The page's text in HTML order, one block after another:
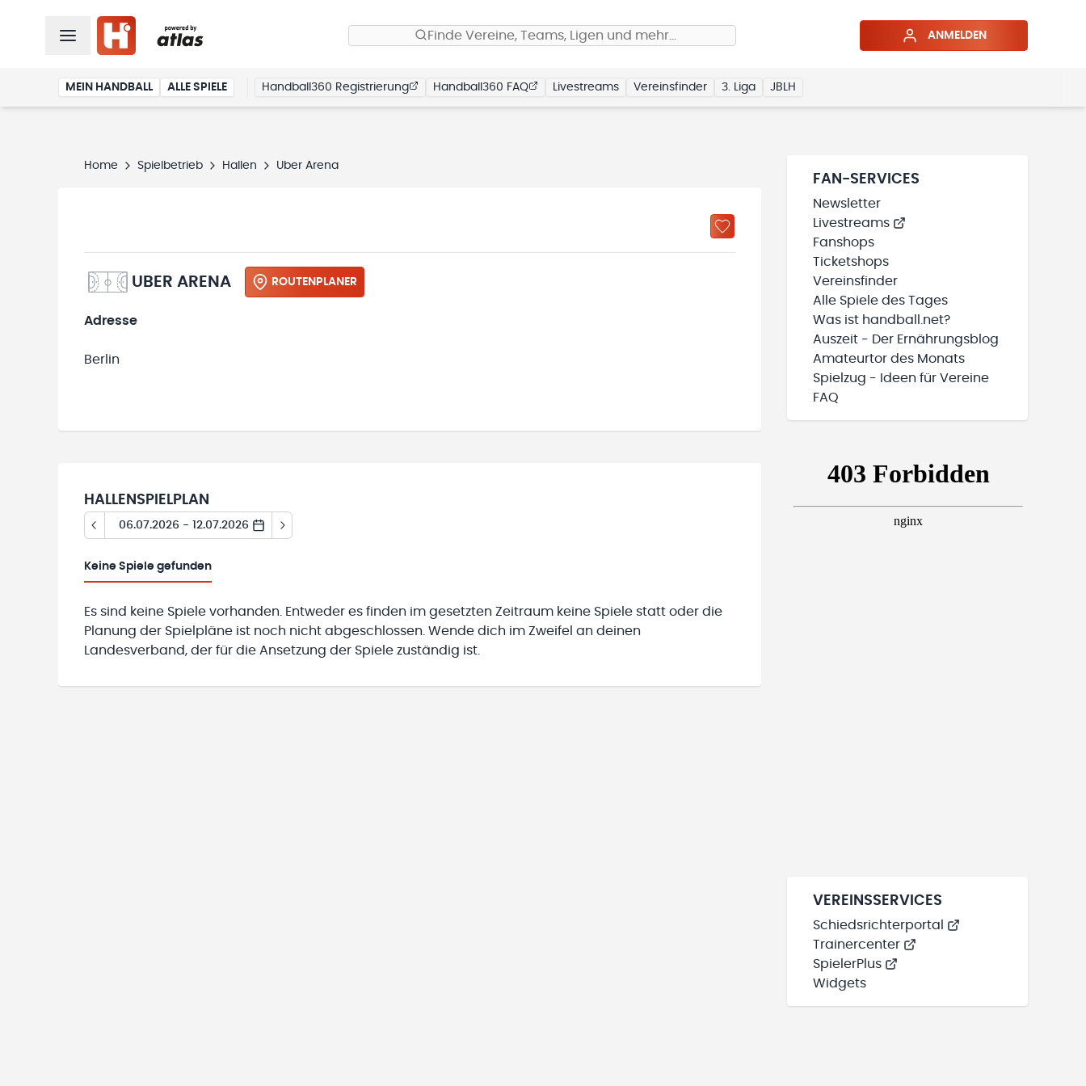
Finde Vereine, Teams, Ligen und mehr… ANMELDEN
MEIN HANDBALL ALLE SPIELE Handball360 Registrierung Handball360 FAQ Livestreams Vereinsfinder 3. Liga JBLH
Home Spielbetrieb Hallen Uber Arena
UBER ARENA ROUTENPLANER
Adresse
Berlin
HALLENSPIELPLAN
06.07.2026 - 12.07.2026
Keine Spiele gefunden
Es sind keine Spiele vorhanden. Entweder es finden im gesetzten Zeitraum keine Spiele statt oder die
Planung der Spielpläne ist noch nicht abgeschlossen. Wende dich im Zweifel an deinen
Landesverband, der für die Ansetzung der Spiele zuständig ist.
FAN-SERVICES
Newsletter
Livestreams
Fanshops
Ticketshops
Vereinsfinder
Alle Spiele des Tages
Was ist handball.net?
Auszeit - Der Ernährungsblog
Amateurtor des Monats
Spielzug - Ideen für Vereine
FAQ
VEREINSSERVICES
Schiedsrichterportal
Trainercenter
SpielerPlus
Widgets